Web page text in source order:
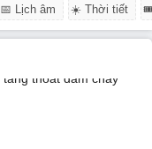
📅 Lịch âm ☀️ Thời tiết